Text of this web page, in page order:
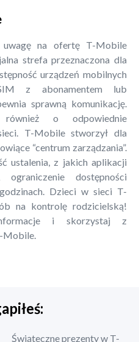
uwagę na ofertę T-Mobile
strefa przeznaczona dla
urządzeń mobilnych
z abonamentem lub
sprawną komunikację.
o odpowiednie
T-Mobile stworzył dla
“centrum zarządzania”.
ustalenia, z jakich aplikacji
dostępności
Dzieci w sieci T-
na kontrolę rodzicielską!
i skorzystaj z
Mobile.
Świąteczne prezenty w T-